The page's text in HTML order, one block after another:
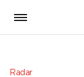
Radar